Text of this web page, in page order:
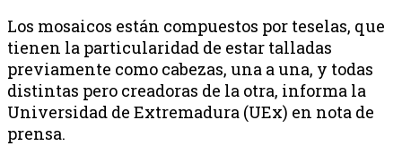
Los mosaicos están compuestos por teselas, que
tienen la particularidad de estar talladas
previamente como cabezas, una a una, y todas
distintas pero creadoras de la otra, informa la
Universidad de Extremadura (UEx) en nota de
prensa.